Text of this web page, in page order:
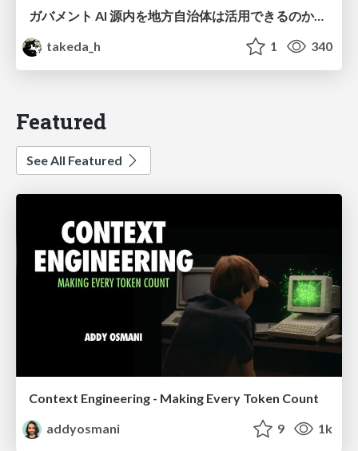
ガバメント AI 源内を地方自治体は活用できるのか 可能性と課題、期待について
takeda_h
1 340
Featured
See All Featured
Context Engineering - Making Every Token Count
addyosmani
9 1k